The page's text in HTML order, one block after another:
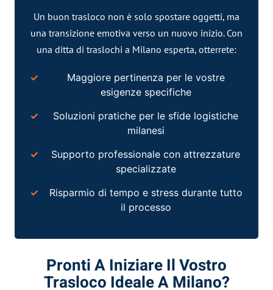
Un buon trasloco non è solo spostare oggetti, ma
una transizione emotiva verso un nuovo inizio. Con
una ditta di traslochi a Milano esperta, otterrete:
Maggiore pertinenza per le vostre
esigenze specifiche
Soluzioni pratiche per le sfide logistiche
milanesi
Supporto professionale con attrezzature
specializzate
Risparmio di tempo e stress durante tutto
il processo
Pronti A Iniziare Il Vostro
Trasloco Ideale A Milano?